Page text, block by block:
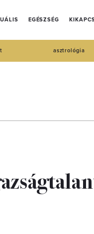
EGÉSZSÉG
asztrológia